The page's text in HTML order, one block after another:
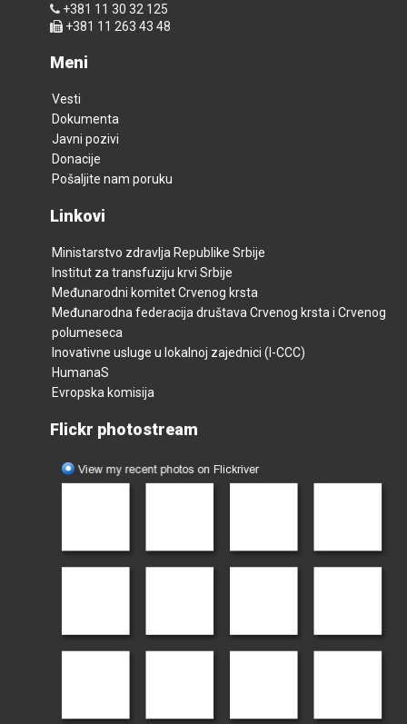
+381 11 30 32 125
+381 11 263 43 48
Meni
Vesti
Dokumenta
Javni pozivi
Donacije
Pošaljite nam poruku
Linkovi
Ministarstvo zdravlja Republike Srbije
Institut za transfuziju krvi Srbije
Međunarodni komitet Crvenog krsta
Međunarodna federacija društava Crvenog krsta i Crvenog
polumeseca
Inovativne usluge u lokalnoj zajednici (I-CCC)
HumanaS
Evropska komisija
Flickr photostream